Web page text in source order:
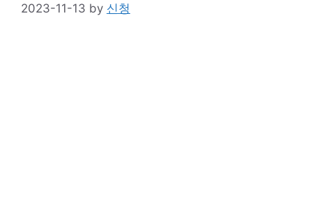
2023-11-13 by 신청